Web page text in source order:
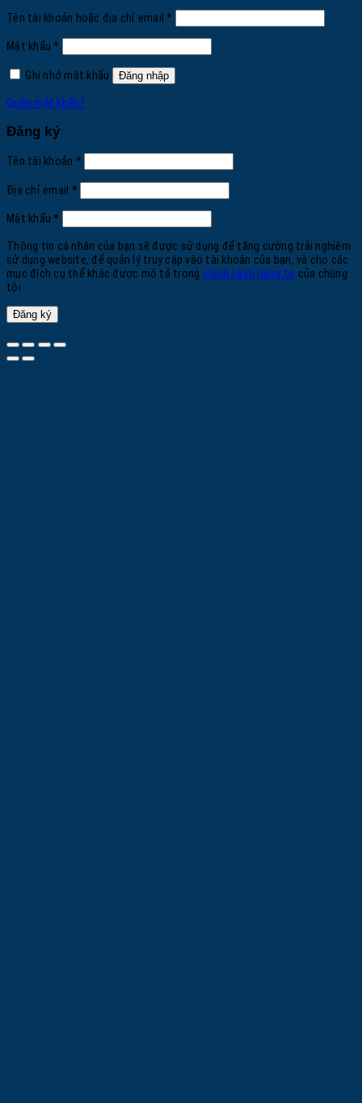
Tên tài khoản hoặc địa chỉ email*Bắt
buộc
Mật khẩu*Bắt
buộc
Ghi nhớ mật khẩu
Đăng nhập
Quên mật khẩu?
Đăng ký
Tên tài khoản *Bắt
buộc
Địa chỉ email *Bắt
buộc
Mật khẩu*Bắt
buộc
Thông tin cá nhân của bạn sẽ được sử dụng để tăng cường trải nghiệm
sử dụng website, để quản lý truy cập vào tài khoản của bạn, và cho các
mục đích cụ thể khác được mô tả trong chính sách riêng tư của chúng
tôi.
Đăng ký